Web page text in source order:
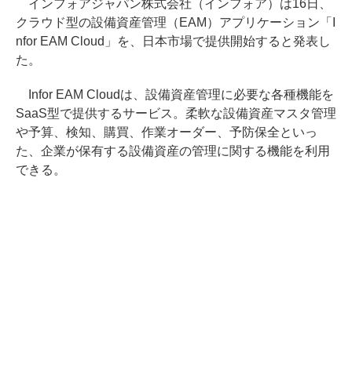
インフォアジャパン株式会社（インフォア）は16日、
クラウド型の設備資産管理（EAM）アプリケーション「I
nfor EAM Cloud」を、日本市場で提供開始すると発表し
た。
Infor EAM Cloudは、設備資産管理に必要な各種機能を
SaaS型で提供するサービス。柔軟な設備資産マスタ管理
や予算、検知、購買、作業オーダー、予防保全といっ
た、企業が保有する設備資産の管理に関する機能を利用
できる。